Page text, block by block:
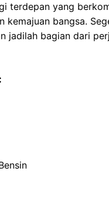
terdepan yang
kemajuan bangsa.
jadilah bagian dari